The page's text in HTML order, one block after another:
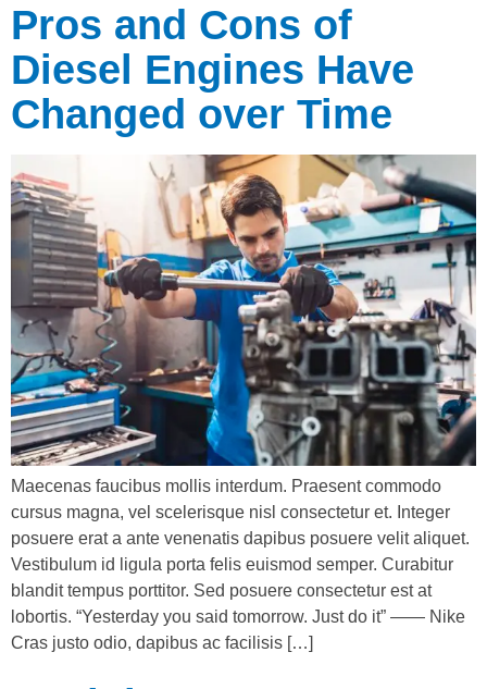
Pros and Cons of
Diesel Engines Have
Changed over Time
Maecenas faucibus mollis interdum. Praesent commodo
cursus magna, vel scelerisque nisl consectetur et. Integer
posuere erat a ante venenatis dapibus posuere velit aliquet.
Vestibulum id ligula porta felis euismod semper. Curabitur
blandit tempus porttitor. Sed posuere consectetur est at
lobortis. “Yesterday you said tomorrow. Just do it” —— Nike
Cras justo odio, dapibus ac facilisis […]